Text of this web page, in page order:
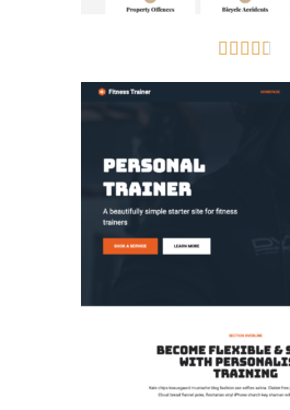
    